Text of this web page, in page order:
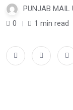
PUNJAB MAIL
0
1 min read